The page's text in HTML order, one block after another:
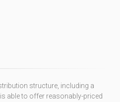
structure, including a
able to offer reasonably-priced